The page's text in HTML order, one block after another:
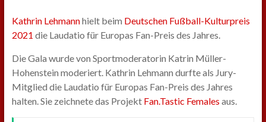
Kathrin Lehmannhielt beim Deutschen Fußball-Kulturpreis
2021 die Laudatio für Europas Fan-Preis des Jahres.
Die Gala wurde von Sportmoderatorin Katrin Müller-
Hohenstein moderiert. Kathrin Lehmann durfte als Jury-
Mitglied die Laudatio für Europas Fan-Preis des Jahres
halten. Sie zeichnete das Projekt Fan.Tastic Females aus.